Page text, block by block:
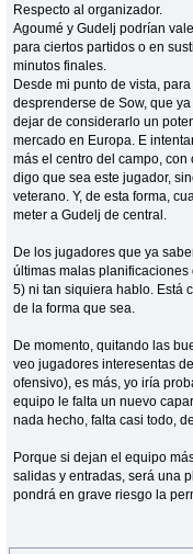
Respecto al organizador.
Agoumé y Gudelj podrían
para ciertos partidos o en
minutos finales.
Desde mi punto de vista,
desprenderse de Sow, que
dejar de considerarlo un
mercado en Europa. E
más el centro del campo,
digo que sea este jugador,
veterano. Y, de esta forma,
meter a Gudelj de central.
De los jugadores que ya
últimas malas
5) ni tan siquiera hablo. Está
de la forma que sea.
De momento, quitando las
veo jugadores interesentas
ofensivo), es más, yo iría
equipo le falta un nuevo
nada hecho, falta casi todo,
Porque si dejan el equipo
salidas y entradas, será una
pondrá en grave riesgo la